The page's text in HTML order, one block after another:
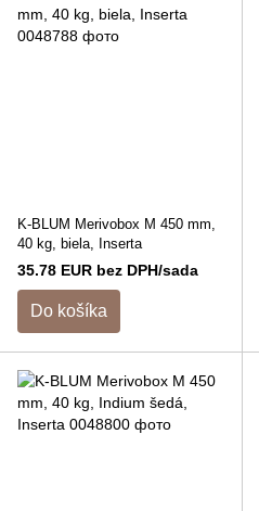
K-BLUM Merivobox M 450 mm,
40 kg, biela, Inserta
35.78 EUR bez DPH/sada
Do košíka